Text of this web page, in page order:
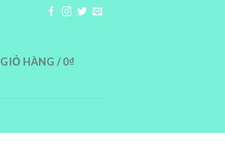
GIỎ HÀNG /0₫